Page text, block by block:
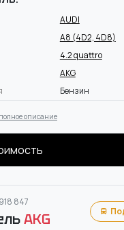
AUDI
A8 (4D2, 4D8)
4.2 quattro
AKG
Бензин
описание
847
AKG